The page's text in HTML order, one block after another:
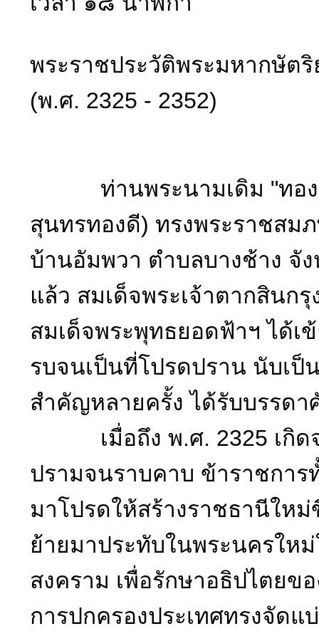
พระราชประวัติพระมหากษัต
(พ.ศ. 2325 - 2352)
ท่านพระนามเดิม "ทองด้ว
สุนทรทองดี) ทรงพระราชสม
บ้านอัมพวา ตำบลบางช้าง จั
แล้ว สมเด็จพระเจ้าตากสินก
สมเด็จพระพุทธยอดฟ้าฯ ได้เ
รบจนเป็นที่โปรดปราน นับเ
สำคัญหลายครั้ง ได้รับบรรดา
เมื่อถึง พ.ศ. 2325 เกิดจล
ปรามจนราบคาบ ข้าราชกา
มาโปรดให้สร้างราชธานีให
ย้ายมาประทับในพระนครให
สงคราม เพื่อรักษาอธิปไตยข
การปกครองประเทศทรงจัด